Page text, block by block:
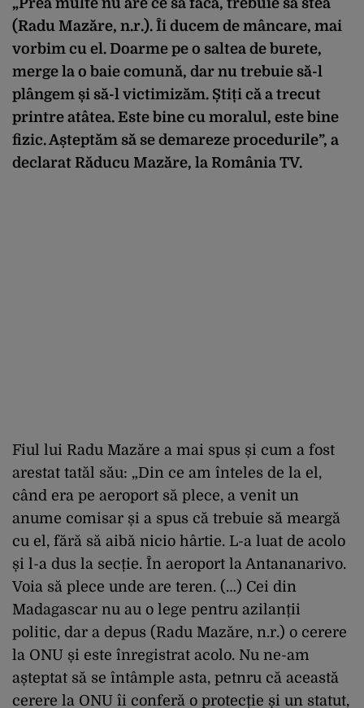
(Radu Mazăre, n.r.). Îi ducem de mâncare, mai
vorbim cu el. Doarme pe o saltea de burete,
merge la o baie comună, dar nu trebuie să-l
plângem și să-l victimizăm. Știți că a trecut
printre atâtea. Este bine cu moralul, este bine
fizic. Așteptăm să se demareze procedurile”, a
declarat Răducu Mazăre, la România TV.
Fiul lui Radu Mazăre a mai spus și cum a fost
arestat tatăl său: „Din ce am înteles de la el,
când era pe aeroport să plece, a venit un
anume comisar și a spus că trebuie să meargă
cu el, fără să aibă nicio hârtie. L-a luat de acolo
și l-a dus la secție. În aeroport la Antananarivo.
Voia să plece unde are teren. (…) Cei din
Madagascar nu au o lege pentru azilanții
politic, dar a depus (Radu Mazăre, n.r.) o cerere
la ONU și este înregistrat acolo. Nu ne-am
așteptat să se întâmple asta, petnru că această
cerere la ONU îi conferă o protecție și un statut,